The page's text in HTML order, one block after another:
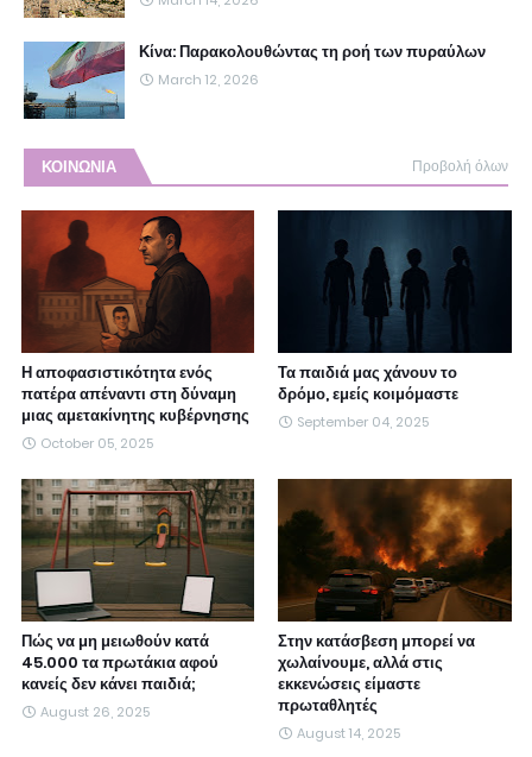
Κίνα: Παρακολουθώντας τη ροή των πυραύλων
March 12, 2026
ΚΟΙΝΩΝΙΑ Προβολή όλων
Η αποφασιστικότητα ενός
πατέρα απέναντι στη δύναμη
μιας αμετακίνητης κυβέρνησης
October 05, 2025
Τα παιδιά μας χάνουν το
δρόμο, εμείς κοιμόμαστε
September 04, 2025
Πώς να μη μειωθούν κατά
45.000 τα πρωτάκια αφού
κανείς δεν κάνει παιδιά;
August 26, 2025
Στην κατάσβεση μπορεί να
χωλαίνουμε, αλλά στις
εκκενώσεις είμαστε
πρωταθλητές
August 14, 2025